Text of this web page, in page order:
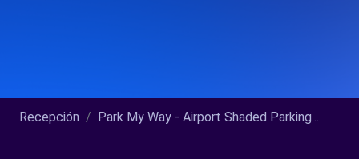
Recepción Park My Way - Airport Shaded Parking...